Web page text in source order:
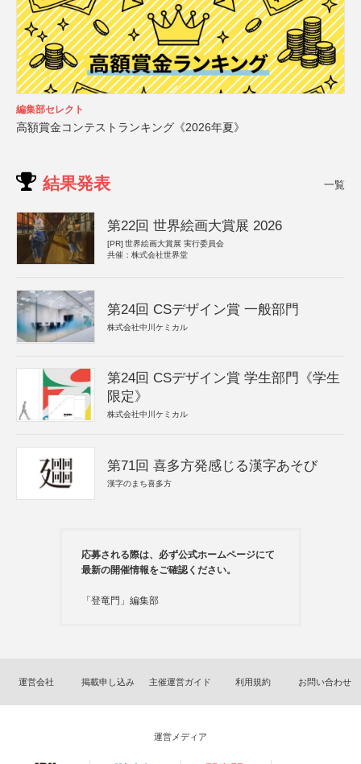
編集部セレクト
高額賞金コンテストランキング《2026年夏》
結果発表 一覧
第22回 世界絵画大賞展 2026
[PR] 世界絵画大賞展 実行委員会
共催：株式会社世界堂
第24回 CSデザイン賞 一般部門
株式会社中川ケミカル
第24回 CSデザイン賞 学生部門《学生
限定》
株式会社中川ケミカル
第71回 喜多方発感じる漢字あそび
漢字のまち喜多方
応募される際は、必ず公式ホームページにて
最新の開催情報をご確認ください。
「登竜門」編集部
運営会社 掲載申し込み 主催運営ガイド 利用規約 お問い合わせ
運営メディア